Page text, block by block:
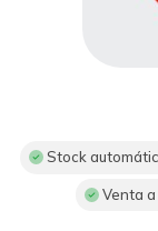
Stock
Venta